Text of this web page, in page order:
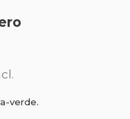
verde.